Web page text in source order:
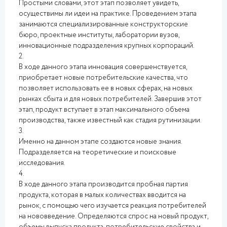
Простыми словами, этот этап позволяет увидеть,
осуществимы ли идеи на практике. Проведением этапа
занимаются специализированные конструкторские
бюро, проектные институты, лаборатории вузов,
инновационные подразделения крупных корпораций.
2.
В ходе данного этапа инновация совершенствуется,
приобретает новые потребительские качества, что
позволяет использовать ее в новых сферах, на новых
рынках сбыта и для новых потребителей. Завершив этот
этап, продукт вступает в этап максимального объема
производства, также известный как стадия рутинизации.
3.
Именно на данном этапе создаются новые знания.
Подразделяется на теоретические и поисковые
исследования.
4.
В ходе данного этапа производится пробная партия
продукта, которая в малых количествах вводится на
рынок, с помощью чего изучается реакция потребителей
на нововведение. Определяются спрос на новый продукт,